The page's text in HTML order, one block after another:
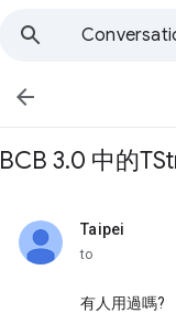

BCB 3.0 中的
Taipei
unread,
to
有人用過嗎?